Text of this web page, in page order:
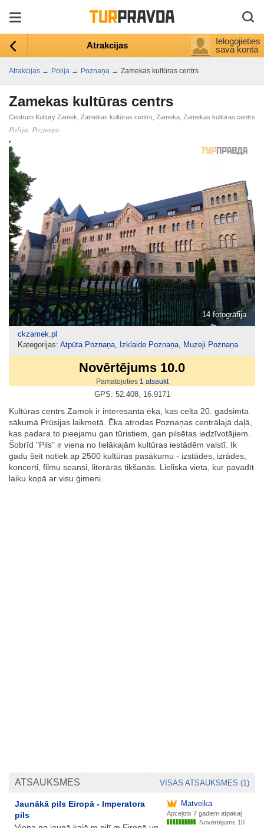
Atrakcijas
Ielogojieties
savā kontā
Atrakcijas → Polija → Poznaņa → Zamekas kultūras centrs
Zamekas kultūras centrs
Centrum Kultury Zamek, Zamekas kultūras centrs, Zameka, Zamekas kultūras centrs
Polija, Poznaņa
14 fotogrāfija
ckzamek.pl
Kategorijas: Atpūta Poznaņa Izklaide Poznaņa Muzeji Poznaņa
Novērtējums 10.0
Pamatojoties 1 atsaukt
GPS: 52.408, 16.9171
Kultūras centrs Zamok ir interesanta ēka, kas celta 20. gadsimta
sākumā Prūsijas laikmetā. Ēka atrodas Poznaņas centrālajā daļā,
kas padara to pieejamu gan tūristiem, gan pilsētas iedzīvotājiem.
Šobrīd "Pils" ir viena no lielākajām kultūras iestādēm valstī. Ik
gadu šeit notiek ap 2500 kultūras pasākumu - izstādes, izrādes,
koncerti, filmu seansi, literārās tikšanās. Lieliska vieta, kur pavadīt
laiku kopā ar visu ģimeni.
ATSAUKSMES VISAS ATSAUKSMES (1)
Matveika
Apceļots 7 gadiem atpakaļ
Novērtējums 10
Jaunākā pils Eiropā - Imperatora
pils